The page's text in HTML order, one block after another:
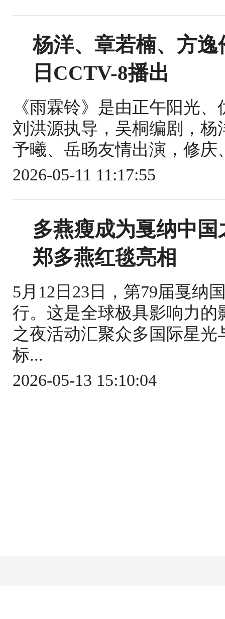
杨洋、章若楠、方
日CCTV-8播出
《雨霖铃》是由正午阳光
刘洪源执导，吴桐编剧，
予曦、岳旸友情出演，修
2026-05-11 11:17:55
多燕瘦成为戛纳中
郑多燕红毯亮相
5月12日23日，第79届戛纳
行。这是全球极具影响力
之夜活动汇聚众多国际星
标...
2026-05-13 15:10:04